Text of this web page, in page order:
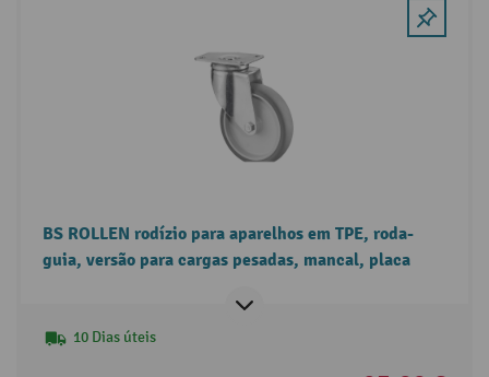
BS ROLLEN rodízio para aparelhos em TPE, roda-
guia, versão para cargas pesadas, mancal, placa
10 Dias úteis